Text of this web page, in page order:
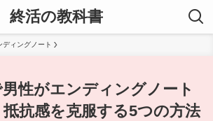
終活の教科書
ディングノート
性がエンディングノート
抵抗感を克服する5つの方法